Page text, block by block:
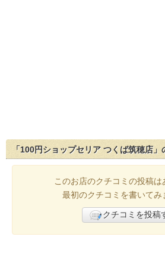
「100円ショップセリア つくば筑穂店」
このお店のクチコミの投稿は
最初のクチコミを書いてみ
クチコミを投稿